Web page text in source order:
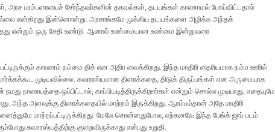
அரச பரம்பரையைச் சேர்ந்தவர்களின் தகவல்கள், தடயங்கள் காணாமல் போய்விட்டதால்
என்கிறது இன்னொன்று. அரசாங்கமே முக்கிய தடயங்களை அழிக்க அந்தக்
என்றும் ஒரு சேதி உண்டு. ஆனால் உண்மையான உண்மை இன்றுவரை
காரணம் நம்மை திக் என அதிர வைக்கிறது. இந்த மாதிரி தைரியமாக நம்ம ஊரில்
முடியவில்லை. சுவாரஸ்யமான திரைக்கதை, திடுக் திருப்பங்கள் என அருமையாக
நமது நாணயத்தை ஒப்பிட்டால், காப்பியடித்திருக்கிறார்கள் என்றும் சொல்ல முடியாது, எதையுமே
அந்த அளவுக்கு திரைக்கதையில் மாற்றம் இருக்கிறது. ஆரம்பம்தான் அதே மாதிரி
மாற்றப்பட்டிருக்கிறது. மேலே சொன்னதுபோல, ஏற்கனவே இந்த பேங்க் ஜாப் படம்
சுவாரஸ்யத்திற்கு குறைவிருக்காது என்பது உறுதி.